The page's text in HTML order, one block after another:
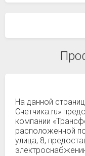
На данной
Счетчика.ru»
компании
расположенной
улица, 8,